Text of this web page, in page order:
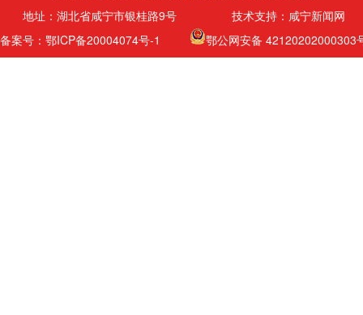
地址：湖北省咸宁市银桂路9号 技术支持：咸宁新闻网
备案号：鄂ICP备20004074号-1
鄂公网安备 42120202000303